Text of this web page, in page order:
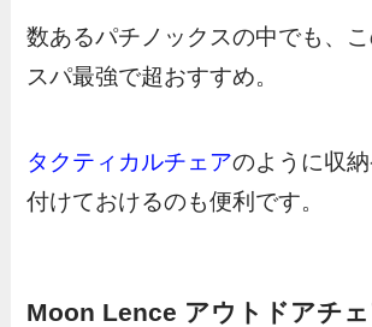
数あるパチノックスの中でも、
スパ最強で超おすすめ。
タクティカルチェアのように収
付けておけるのも便利です。
Moon Lence アウトドアチ